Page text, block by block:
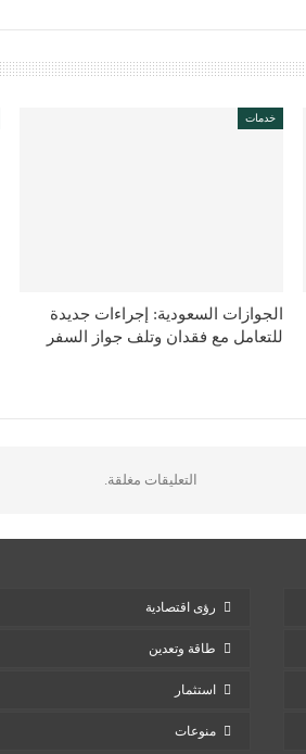
خدمات
الجوازات السعودية: إجراءات جديدة
للتعامل مع فقدان وتلف جواز السفر
التعليقات مغلقة.
رؤى اقتصادية
طاقة وتعدين
استثمار
منوعات